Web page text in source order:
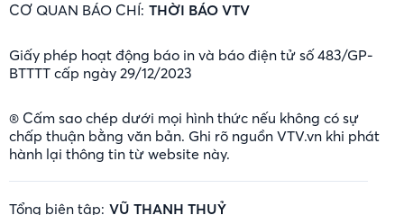
CƠ QUAN BÁO CHÍ: THỜI BÁO VTV
Giấy phép hoạt động báo in và báo điện tử số 483/GP-
BTTTT cấp ngày 29/12/2023
® Cấm sao chép dưới mọi hình thức nếu không có sự
chấp thuận bằng văn bản. Ghi rõ nguồn VTV.vn khi phát
hành lại thông tin từ website này.
Tổng biên tập: VŨ THANH THUỶ